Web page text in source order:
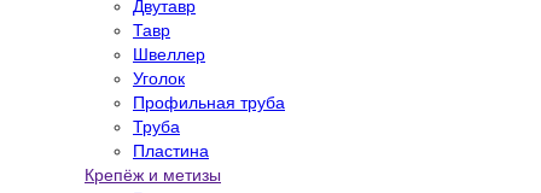
Двутавр
Тавр
Швеллер
Уголок
Профильная труба
Труба
Пластина
Крепёж и метизы